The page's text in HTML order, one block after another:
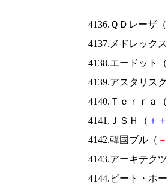
4136.ＱＤレーザ（
4137.メドレック
4138.エードット（
4139.アスタリス
4140.Ｔｅｒｒａ（
4141.ＪＳＨ（ ＋ ＋
4142.韓国ブル（ －
4143.アーキテク
4144.ビート・ホ